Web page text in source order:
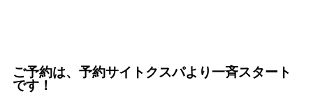
ご予約は、予約サイトクスパより一斉スタート
です！